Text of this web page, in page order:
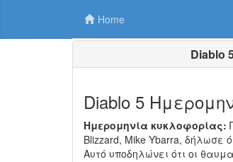
Home
Diablo
Diablo 5
Ημερομηνία κυκλοφορίας:
Blizzard, Mike Ybarra, δήλωσε
Αυτό υποδηλώνει ότι οι